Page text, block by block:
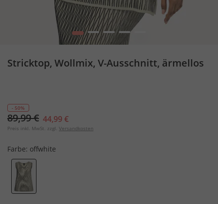
1 2 3 4
Stricktop, Wollmix, V-Ausschnitt, ärmellos
- 50%
89,99 € 44,99 €
Preis inkl. MwSt. zzgl. Versandkosten
Farbe: offwhite